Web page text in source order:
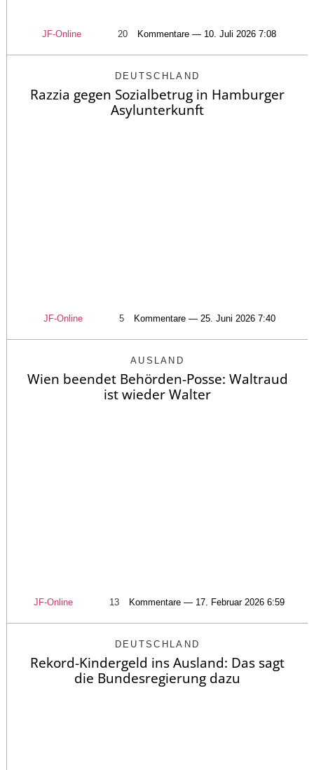
JF-Online 20 Kommentare — 10. Juli 2026 7:08
DEUTSCHLAND
Razzia gegen Sozialbetrug in Hamburger
Asylunterkunft
JF-Online 5 Kommentare — 25. Juni 2026 7:40
AUSLAND
Wien beendet Behörden-Posse: Waltraud
ist wieder Walter
JF-Online 13 Kommentare — 17. Februar 2026 6:59
DEUTSCHLAND
Rekord-Kindergeld ins Ausland: Das sagt
die Bundesregierung dazu